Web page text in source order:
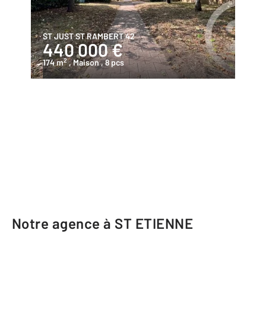
ST JUST ST RAMBERT 42
440 000 €
174 m2 , Maison, 8 pcs
Notre agence à ST ETIENNE